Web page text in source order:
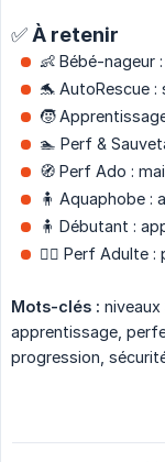
✅ À retenir
👶 Bébé-nageur
🐬 AutoRescue
🧒
🏊 Perf &
🧭 Perf Ado :
🧍 Aquaphobe :
🧍 Débutant :
🏊‍♀️ Perf Adulte
Mots-clés :
apprentissage,
progression,